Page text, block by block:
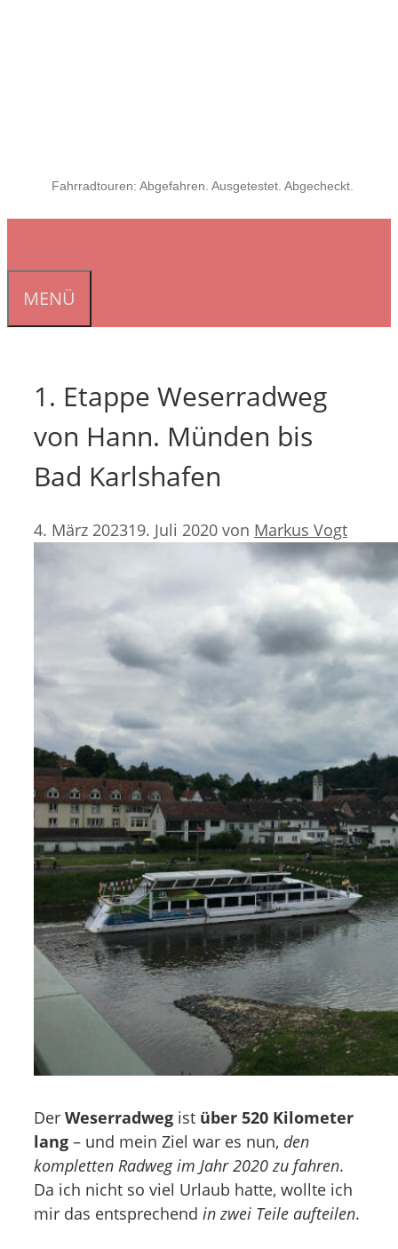
Fahrradtouren: Abgefahren. Ausgetestet. Abgecheckt.
MENÜ
1. Etappe Weserradweg
von Hann. Münden bis
Bad Karlshafen
4. März 202319. Juli 2020 von Markus Vogt
Der Weserradweg ist über 520 Kilometer
lang – und mein Ziel war es nun, den
kompletten Radweg im Jahr 2020 zu fahren.
Da ich nicht so viel Urlaub hatte, wollte ich
mir das entsprechend in zwei Teile aufteilen.